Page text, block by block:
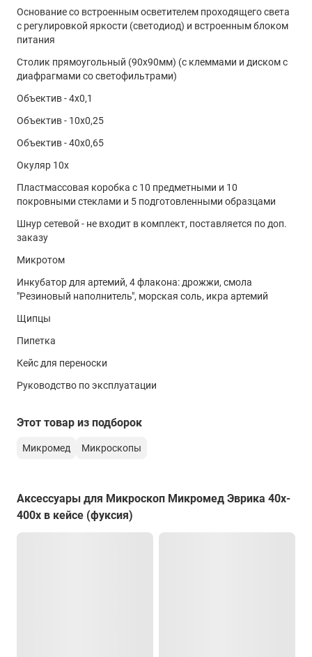
объектов в высоком разрешении с использованием ПК.
Благодаря возможности вывода изображения на дисплей
компьютера или на проектор, прибор удобен для
использования в образовательных целях и при составлении
отчетов.
В комплекте микроскопа, кроме лабораторных
инструментов, принадлежностей и чистых предметных и
предметных стеклах и препараты во флаконах – для
самостоятельного приготовления образцов.
Корпус и основные узлы изготовлены из металла, а линзы –
из оптического минерального стекла. За счет этого
заявленный производителем срок службы прибора
составляет не менее 20 лет, даже при интенсивной
Купить микроскоп Микромед Эврика 40x-1280x в кейсе
(фуксия), а также получить консультацию специалистов вы
непосредственно на сайте с помощью формы обратной
связи или онлайн-консультанта.
точечный светодиод
Источник питания
батарейки 3 шт. типа AA, 4.5B, 220В 50Гц через адаптер - не
входит в комплект
Габаритные размеры
в кейсе - 390х255х135 мм
Масса, не более
2 кг
Основание со встроенным осветителем проходящего света
с регулировкой яркости (светодиод) и встроенным блоком
питания
Столик прямоугольный (90х90мм) (с клеммами и диском с
диафрагмами со светофильтрами)
Объектив - 4х0,1
Объектив - 10х0,25
Объектив - 40х0,65
Окуляр 10х
Пластмассовая коробка с 10 предметными и 10
покровными стеклами и 5 подготовленными образцами
Шнур сетевой - не входит в комплект, поставляется по доп.
заказу
Микротом
Инкубатор для артемий, 4 флакона: дрожжи, смола
"Резиновый наполнитель", морская соль, икра артемий
Щипцы
Пипетка
Кейс для переноски
Руководство по эксплуатации
Этот товар из подборок
Микромед Микроскопы
Аксессуары для Микроскоп Микромед Эврика 40x-
400x в кейсе (фуксия)